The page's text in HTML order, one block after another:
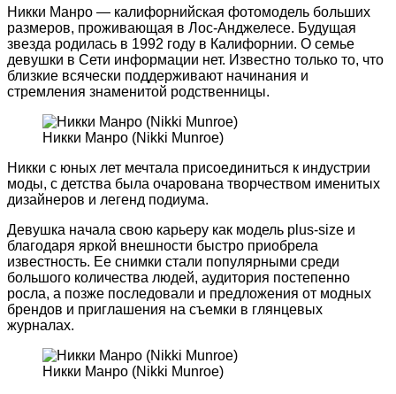
Никки Манро — калифорнийская фотомодель больших
размеров, проживающая в Лос-Анджелесе. Будущая
звезда родилась в 1992 году в Калифорнии. О семье
девушки в Сети информации нет. Известно только то, что
близкие всячески поддерживают начинания и
стремления знаменитой родственницы.
Никки Манро (Nikki Munroe)
Никки с юных лет мечтала присоединиться к индустрии
моды, с детства была очарована творчеством именитых
дизайнеров и легенд подиума.
Девушка начала свою карьеру как модель plus-size и
благодаря яркой внешности быстро приобрела
известность. Ее снимки стали популярными среди
большого количества людей, аудитория постепенно
росла, а позже последовали и предложения от модных
брендов и приглашения на съемки в глянцевых
журналах.
Никки Манро (Nikki Munroe)